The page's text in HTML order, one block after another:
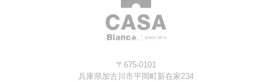
〒675-0101
兵庫県加古川市平岡町新在家234